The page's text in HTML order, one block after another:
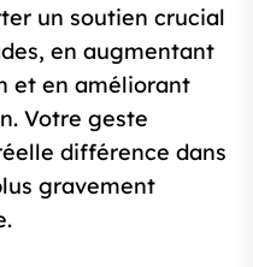
un soutien crucial
en augmentant
et en améliorant
Votre geste
différence dans
gravement